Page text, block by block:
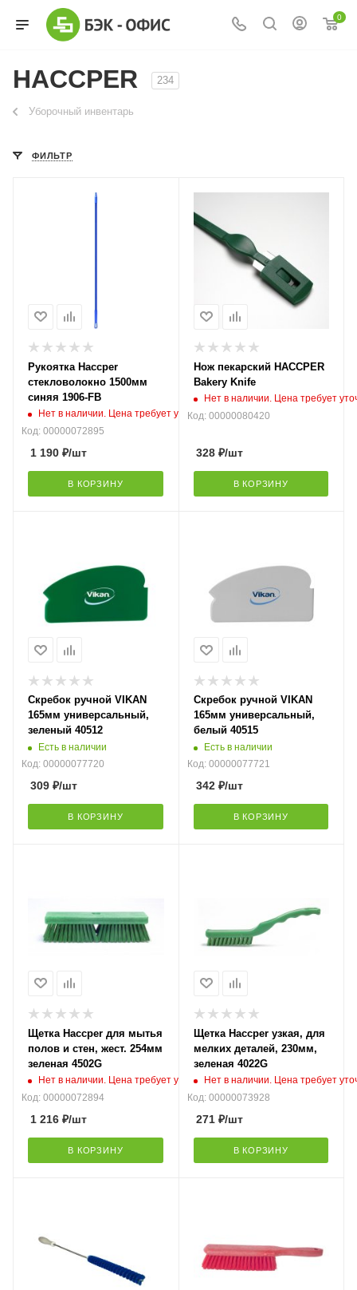
0
HACCPER 234
Уборочный инвентарь
ФИЛЬТР
Рукоятка Haccper
стекловолокно 1500мм
синяя 1906-FB
Нет в наличии. Цена требует уточнения
Код: 00000072895
1 190 ₽/шт
В КОРЗИНУ
Нож пекарский HACCPER
Bakery Knife
Нет в наличии. Цена требует
Код: 00000080420
328₽/шт
В КОРЗИНУ
Скребок ручной VIKAN
165мм универсальный,
зеленый 40512
Есть в наличии
Код: 00000077720
309 ₽/шт
В КОРЗИНУ
Скребок ручной VIKAN
165мм универсальный,
белый 40515
Есть в наличии
Код: 00000077721
342₽/шт
В КОРЗИНУ
Щетка Haccper для мытья
полов и стен, жест. 254мм
зеленая 4502G
Нет в наличии. Цена требует уточнения
Код: 00000072894
1 216 ₽/шт
В КОРЗИНУ
Щетка Haccper узкая, для
мелких деталей, 230мм,
зеленая 4022G
Нет в наличии. Цена требует
Код: 00000073928
271₽/шт
В КОРЗИНУ